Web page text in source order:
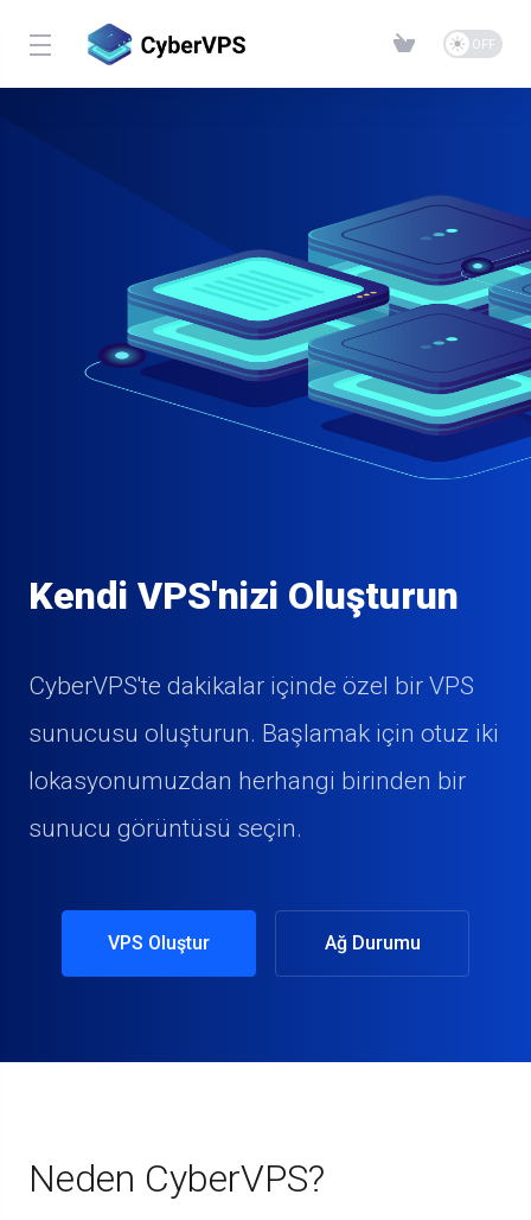
Kendi VPS'nizi Oluşturun
CyberVPS'te dakikalar içinde özel bir VPS
sunucusu oluşturun. Başlamak için otuz iki
lokasyonumuzdan herhangi birinden bir
sunucu görüntüsü seçin.
VPS Oluştur Ağ Durumu
Neden CyberVPS?